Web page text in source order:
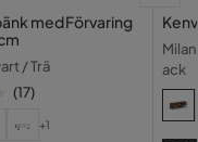
med Förvaring
/ Trä
(17)
+1
ack